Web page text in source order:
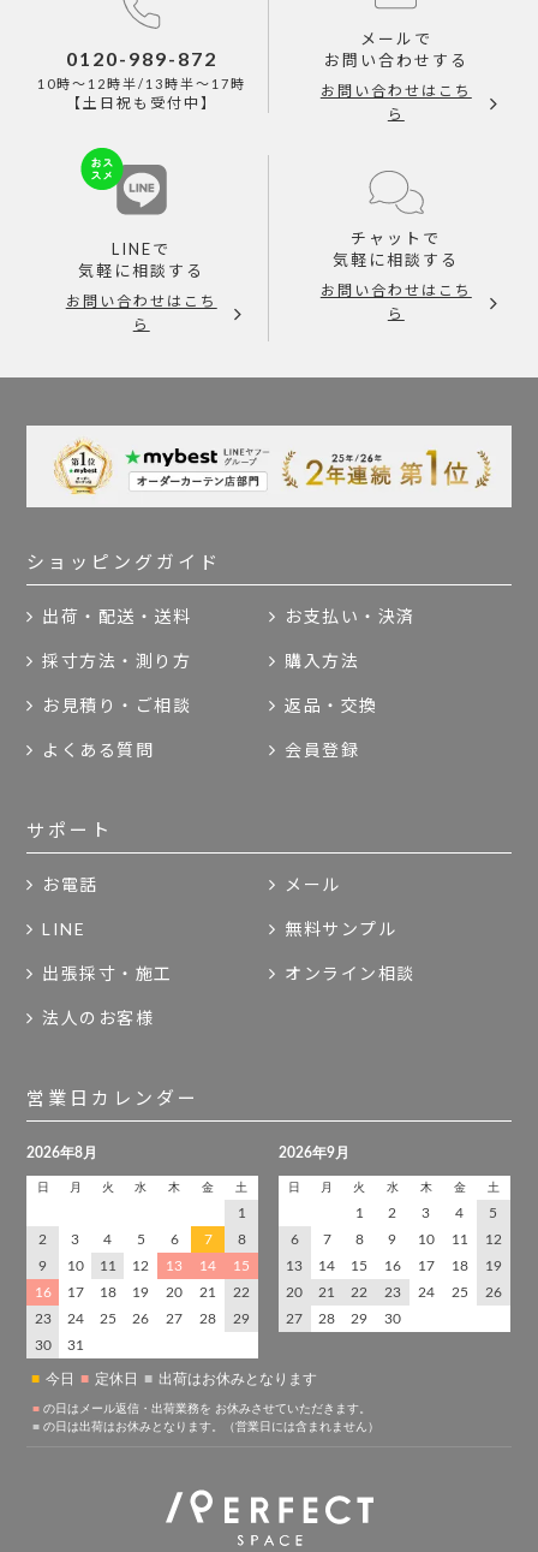
0120-989-872
10時～12時半/13時半～17時
【土日祝も受付中】
メールで
お問い合わせする
お問い合わせはこち
ら
LINEで
気軽に相談する
お問い合わせはこち
ら
チャットで
気軽に相談する
お問い合わせはこち
ら
ショッピングガイド
出荷・配送・送料 お支払い・決済
採寸方法・測り方 購入方法
お見積り・ご相談 返品・交換
よくある質問 会員登録
サポート
お電話 メール
LINE 無料サンプル
出張採寸・施工 オンライン相談
法人のお客様
営業日カレンダー